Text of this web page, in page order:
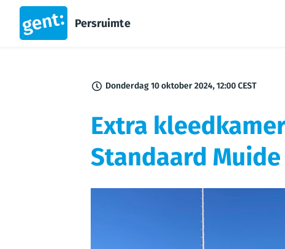
Persruimte
Donderdag 10 oktober 2024, 12:00 CEST
Extra
Standaard